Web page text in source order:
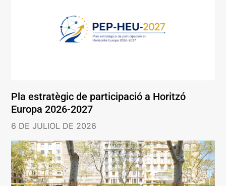
Pla estratègic de participació a Horitzó
Europa 2026-2027
6 DE JULIOL DE 2026